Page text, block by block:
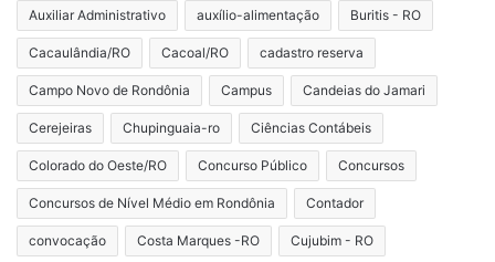
Auxiliar Administrativo auxílio-alimentação Buritis - RO
Cacaulândia/RO Cacoal/RO cadastro reserva
Campo Novo de Rondônia Campus Candeias do Jamari
Cerejeiras Chupinguaia-ro Ciências Contábeis
Colorado do Oeste/RO Concurso Público Concursos
Concursos de Nível Médio em Rondônia Contador
convocação Costa Marques -RO Cujubim - RO